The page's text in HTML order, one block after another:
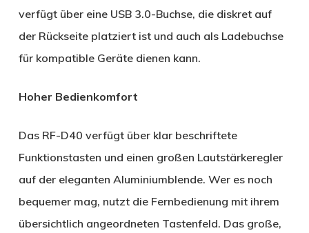
verfügt über eine USB 3.0-Buchse, die diskret auf
der Rückseite platziert ist und auch als Ladebuchse
für kompatible Geräte dienen kann.
Hoher Bedienkomfort
Das RF-D40 verfügt über klar beschriftete
Funktionstasten und einen großen Lautstärkeregler
auf der eleganten Aluminiumblende. Wer es noch
bequemer mag, nutzt die Fernbedienung mit ihrem
übersichtlich angeordneten Tastenfeld. Das große,